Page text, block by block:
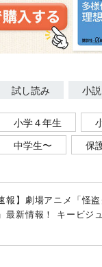
試し読み 小説
小学４年生
中学生〜 保
速報】劇場アニメ「怪
最新情報！ キービジ